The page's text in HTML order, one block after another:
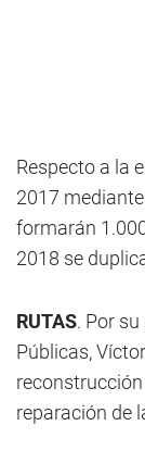
Respecto a la
2017
formarán
2018 se
RUTAS. Por
Públicas,
reconstrucción
reparación de